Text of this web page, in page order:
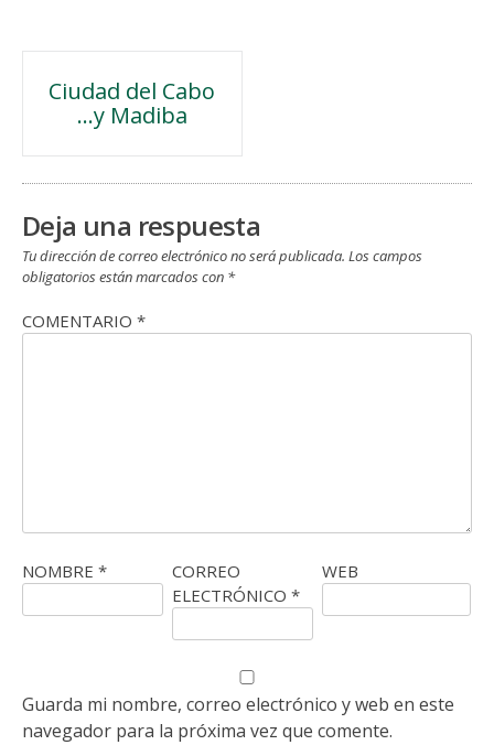
Navegación
entradas
Ciudad del Cabo
…y Madiba
Deja una respuesta
Tu dirección de correo electrónico no será publicada. Los campos
obligatorios están marcados con *
COMENTARIO *
NOMBRE *
CORREO
ELECTRÓNICO *
WEB
Guarda mi nombre, correo electrónico y web en este
navegador para la próxima vez que comente.